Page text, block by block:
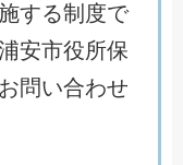
する制度で
安市役所保
問い合わせ